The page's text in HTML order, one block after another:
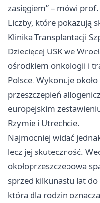
zasięgiem” – mówi
Liczby, które pokazują
Klinika Transplantacji
Dziecięcej USK we
ośrodkiem onkologii i
Polsce. Wykonuje
przeszczepień
europejskim
Rzymie i Utrechcie.
Najmocniej widać
lecz jej skuteczność.
okołoprzeszczepowa
sprzed kilkunastu lat do
która dla rodzin